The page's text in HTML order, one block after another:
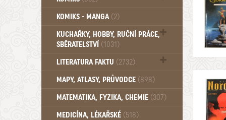
Komiks - Čtyřlístek (234)
KOMIKS - MANGA (2)
KUCHAŘKY, HOBBY, RUČNÍ PRÁCE,
SBĚRATELSTVÍ (1031)
Dům a byt (102)
LITERATURA FAKTU (2732)
Katalogy (503)
MAPY, ATLASY, PRŮVODCE (898)
MATEMATIKA, FYZIKA, CHEMIE (307)
MEDICÍNA, LÉKAŘSKÉ (518)